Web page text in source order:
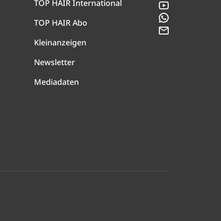
TOP HAIR International
TOP HAIR Abo
Kleinanzeigen
Newsletter
Mediadaten